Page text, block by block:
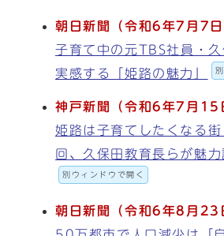
朝日新聞（令和6年7 月 7 日
子育て中の元TBS社員・
実感する「姫路の魅力」
神戸新聞（令和6年7 月15
姫路は子育てしたくなる
回、久保田教育長らが魅力
別ウィンドウで開く
朝日新聞（令和6年8 月 23